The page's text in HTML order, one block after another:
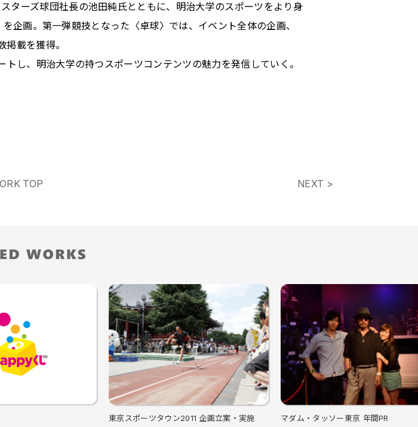
ターズ球団社長の池田純氏とともに、明治大学のスポーツをより身
を企画。第一弾競技となった〈卓球〉では、イベント全体の企画、
載を獲得。
し、明治大学の持つスポーツコンテンツの魅力を発信していく。
TOP NEXT >
東京スポーツタウン2011 企画立案・実施 マダム・タッソー東京 年間PR